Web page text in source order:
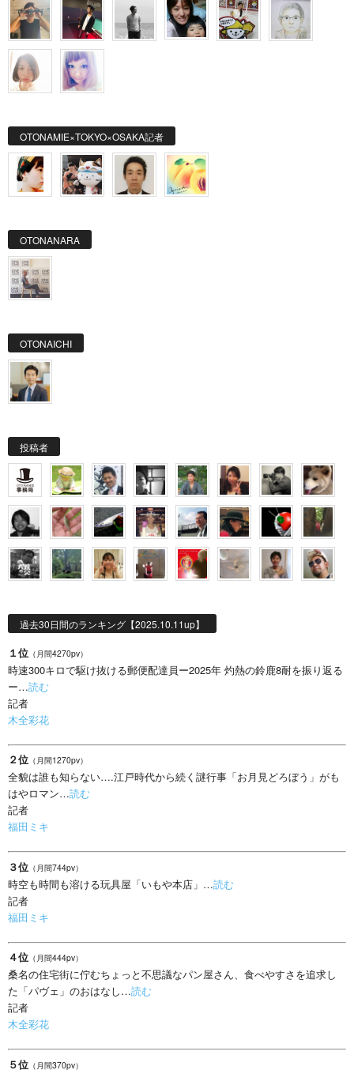
OTONAMIE×TOKYO×OSAKA記者
OTONANARA
OTONAICHI
投稿者
過去30日間のランキング【2025.10.11up】
１位 （月間4270pv）
時速300キロで駆け抜ける郵便配達員ー2025年 灼熱の鈴鹿8耐を振り返る
ー…読む
記者
木全彩花
２位 （月間1270pv）
全貌は誰も知らない….江戸時代から続く謎行事「お月見どろぼう」がも
はやロマン…読む
記者
福田ミキ
３位 （月間744pv）
時空も時間も溶ける玩具屋「いもや本店」…読む
記者
福田ミキ
４位 （月間444pv）
桑名の住宅街に佇むちょっと不思議なパン屋さん、食べやすさを追求し
た「パヴェ」のおはなし…読む
記者
木全彩花
５位 （月間370pv）